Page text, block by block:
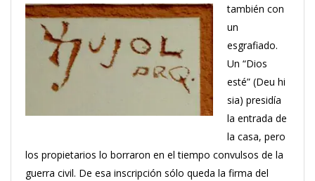
también con
un
esgrafiado.
Un “Dios
esté” (Deu hi
sia) presidía
la entrada de
la casa, pero
los propietarios lo borraron en el tiempo convulsos de la
guerra civil. De esa inscripción sólo queda la firma del